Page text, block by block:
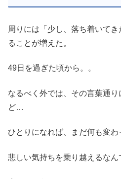
周りには「少し、落ち着いて
ることが増えた。
49日を過ぎた頃から。。
なるべく外では、その言葉通
ど…
ひとりになれば、まだ何も変わ
悲しい気持ちを乗り越えるな